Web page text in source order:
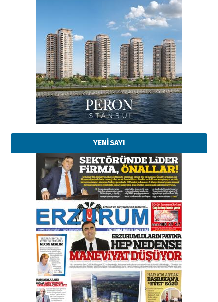
YENİ SAYI
Esat BİNDESEN
Başkan Sekmen’den Erzurum’a
bir vizyon proje daha!
02 Ağustos 2026 Pazar
Kadir SABUNCUOĞLU
Erzurumspor’un köşe taşları